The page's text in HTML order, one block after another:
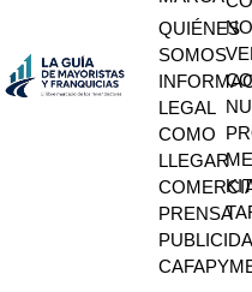
QUIÉNES
SOMOS
LEGAL
COMO
LLEGAR
PRENSA